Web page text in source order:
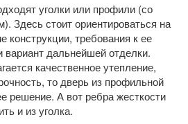
уголки или профили (со
Здесь стоит ориентироваться на
конструкции, требования к ее
вариант дальнейшей отделки.
качественное утепление,
то дверь из профильной
решение. А вот ребра жесткости
и из уголка.